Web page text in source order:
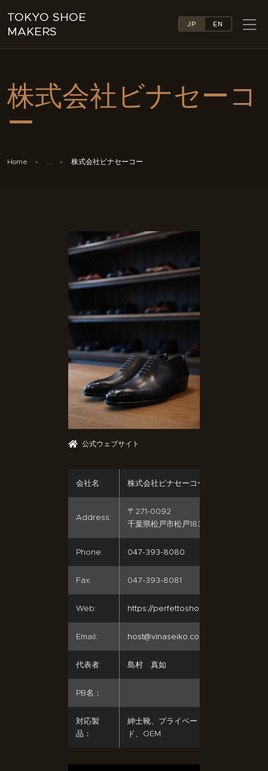
TOKYO SHOE
MAKERS
JP EN
株式会社ビナセーコ
ー
Home ... 株式会社ビナセーコー
COMPANY LIST
COLLECTIONS
FEATURES
公式ウェブサイト
会社名: 株式会社ビナセーコー
Address:
〒271-0092
千葉県松戸市松戸1834-9
Phone: 047-393-8080
Fax: 047-393-8081
Web: https://perfettoshoes.com/
Email: host@vinaseiko.com
代表者: 島村 真如
PB名：
対応製
品：
紳士靴、プライベートブラン
ド、OEM